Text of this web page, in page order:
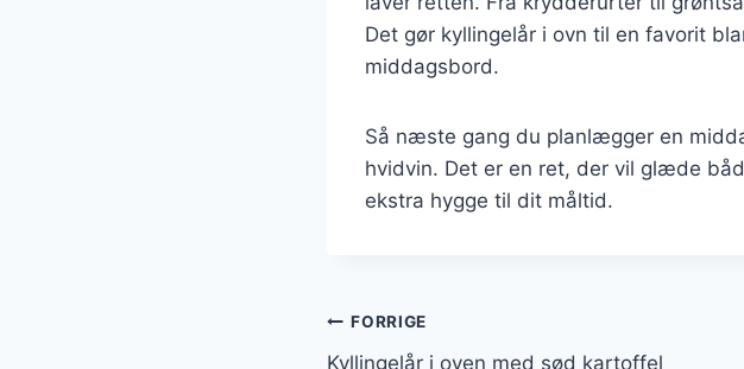
Det gør kyllingelår i ovn til en favorit
middagsbord.
Så næste gang du planlægger en
hvidvin. Det er en ret, der vil glæde
ekstra hygge til dit måltid.
Indlægsnavigation
FORRIGE
Kyllingelår i oven med sød kartoffel